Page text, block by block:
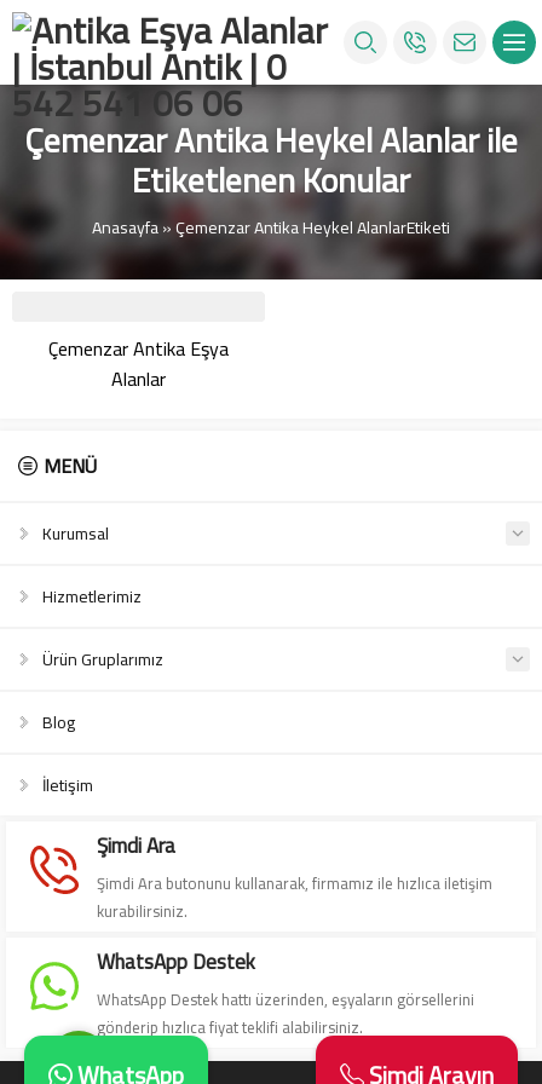
Çemenzar Antika Heykel Alanlar ile
Etiketlenen Konular
Anasayfa»Çemenzar Antika Heykel AlanlarEtiketi
Çemenzar Antika Eşya
Alanlar
MENÜ
Kurumsal
Hizmetlerimiz
Ürün Gruplarımız
Blog
İletişim
Şimdi Ara
Şimdi Ara butonunu kullanarak, firmamız ile hızlıca iletişim
kurabilirsiniz.
WhatsApp Destek
WhatsApp Destek hattı üzerinden, eşyaların görsellerini
gönderip hızlıca fiyat teklifi alabilirsiniz.
Cevap Yaz
Şimdi Arayın
WhatsApp